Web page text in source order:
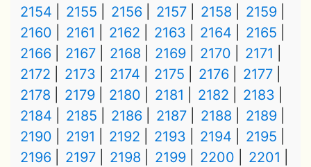
2154
2155 2156 2157 2158
2159
2160
2161 2162 2163 2164
2165
2166
2167 2168 2169 2170
2171
2172
2173 2174 2175 2176
2177
2178
2179 2180 2181 2182
2183
2184
2185 2186 2187 2188
2189
2190
2191 2192 2193 2194
2195
2196
2197 2198 2199 2200
2201